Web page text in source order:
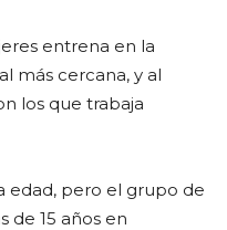
entrena en la
más cercana, y al
los que trabaja
edad, pero el grupo de
de 15 años en